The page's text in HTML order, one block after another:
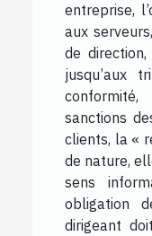
entreprise,
aux
de
jusqu’aux
sanctions
clients, la «
de nature,
sens
obligation
dirigeant